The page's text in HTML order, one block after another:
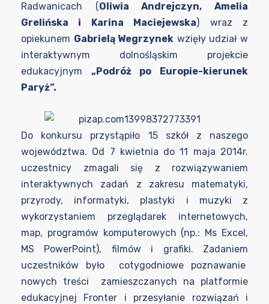
Radwanicach (Oliwia Andrejczyn, Amelia
Grelińska i Karina Maciejewska) wraz z
opiekunem Gabrielą Wegrzynek wzięły udział w
interaktywnym dolnośląskim projekcie
edukacyjnym „Podróż po Europie-kierunek
Paryż”.
Do konkursu przystąpiło 15 szkół z naszego
województwa. Od 7 kwietnia do 11 maja 2014r.
uczestnicy zmagali się z rozwiązywaniem
interaktywnych zadań z zakresu matematyki,
przyrody, informatyki, plastyki i muzyki z
wykorzystaniem przeglądarek internetowych,
map, programów komputerowych (np.: Ms Excel,
MS PowerPoint), filmów i grafiki. Zadaniem
uczestników było cotygodniowe poznawanie
nowych treści zamieszczanych na platformie
edukacyjnej Fronter i przesyłanie rozwiązań i